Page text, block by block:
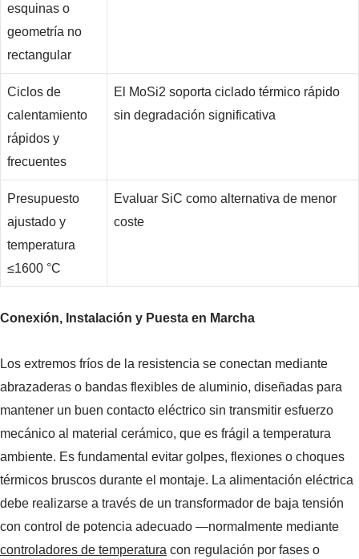
esquinas o
geometría no
rectangular
Ciclos de
calentamiento
rápidos y
frecuentes
El MoSi2 soporta ciclado térmico rápido
sin degradación significativa
Presupuesto
ajustado y
temperatura
≤1600 °C
Evaluar SiC como alternativa de menor
coste
Conexión, Instalación y Puesta en Marcha
Los extremos fríos de la resistencia se conectan mediante
abrazaderas o bandas flexibles de aluminio, diseñadas para
mantener un buen contacto eléctrico sin transmitir esfuerzo
mecánico al material cerámico, que es frágil a temperatura
ambiente. Es fundamental evitar golpes, flexiones o choques
térmicos bruscos durante el montaje. La alimentación eléctrica
debe realizarse a través de un transformador de baja tensión
con control de potencia adecuado —normalmente mediante
controladores de temperatura con regulación por fases o